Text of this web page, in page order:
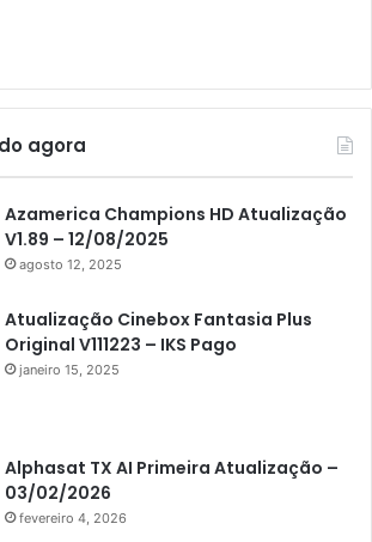
K10 Urus
K30 Aventador
Beats
Champions
Champions IPTV
F92 Plus
Gold
agora
Azamerica Champions HD Atualização
V1.89 – 12/08/2025
agosto 12, 2025
Atualização Cinebox Fantasia Plus
Original V111223 – IKS Pago
janeiro 15, 2025
Alphasat TX AI Primeira Atualização –
03/02/2026
fevereiro 4, 2026